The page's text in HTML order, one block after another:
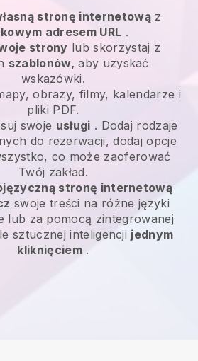
stronę internetowąz
adresem URL .
strony lub skorzystaj z
szablonów, aby uzyskać
wskazówki.
obrazy, filmy, kalendarze i
pliki PDF.
swoje usługi . Dodaj rodzaje
do rezerwacji, dodaj opcje
co może zaoferować
Twój zakład.
stronę internetową
swoje treści na różne języki
lub za pomocą zintegrowanej
sztucznej inteligencji jednym
kliknięciem.